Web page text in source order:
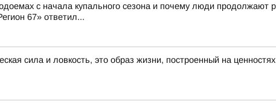
с начала купального сезона и почему люди продолжают
67» ответил...
сила и ловкость, это образ жизни, построенный на